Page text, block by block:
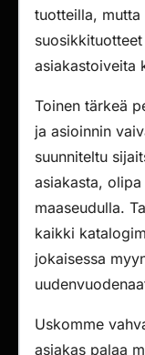
tuotteilla,
asiakastoiveita
Toinen tärkeä
ja asioinnin
suunniteltu
asiakasta,
maaseudulla.
kaikki
jokaisessa
Uskomme
asiakas palaa